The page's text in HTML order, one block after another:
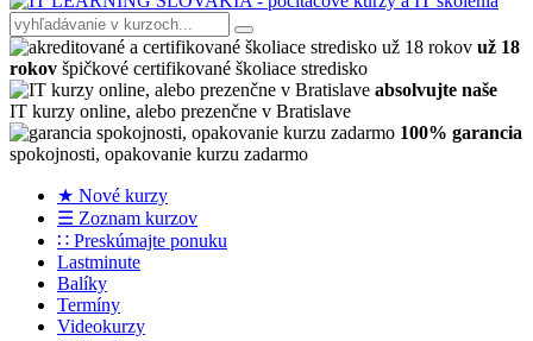
už 18
rokov špičkové certifikované školiace stredisko
absolvujte naše
IT kurzy online, alebo prezenčne v Bratislave
100% garancia
spokojnosti, opakovanie kurzu zadarmo
★ Nové kurzy
☰ Zoznam kurzov
∷ Preskúmajte ponuku
Lastminute
Balíky
Termíny
Videokurzy